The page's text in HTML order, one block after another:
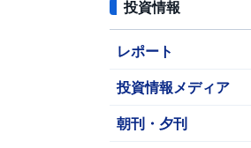
投資情報
レポート
投資情報メディア
朝刊・夕刊